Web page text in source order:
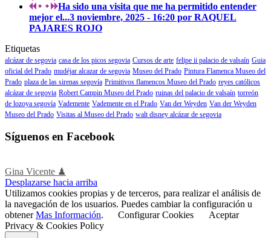
Ha sido una visita que me ha permitido entender
mejor el...3 noviembre, 2025 - 16:20 por RAQUEL
PAJARES ROJO
Etiquetas
alcázar de segovia casa de los picos segovia Cursos de arte felipe ii palacio de valsaín Guia
oficial del Prado mudéjar alcazar de segovia Museo del Prado Pintura Flamenca Museo del
Prado plaza de las sirenas segovía Primitivos flamencos Museo del Prado reyes católicos
alcázar de segovia Robert Campin Museo del Prado ruinas del palacio de valsaín torreón
de lozoya segovía Vademente Vademente en el Prado Van der Weyden Van der Weyden
Museo del Prado Visitas al Museo del Prado walt disney alcázar de segovia
Síguenos en Facebook
Gina Vicente ♟
Desplazarse hacia arriba
Utilizamos cookies propias y de terceros, para realizar el análisis de
la navegación de los usuarios. Puedes cambiar la configuración u
obtenerMas Información. Configurar Cookies
Aceptar
Privacy & Cookies Policy